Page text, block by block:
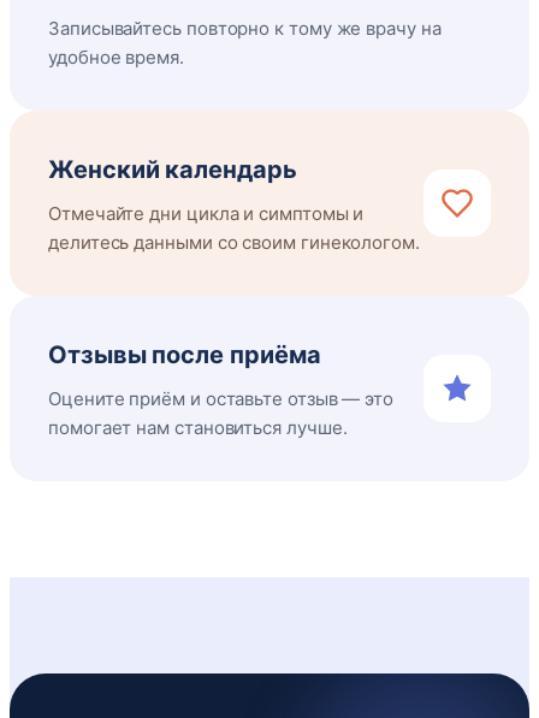
Записывайтесь повторно к тому же врачу на
удобное время.
Женский календарь
Отмечайте дни цикла и симптомы и
делитесь данными со своим гинекологом.
Отзывы после приёма
Оцените приём и оставьте отзыв — это
помогает нам становиться лучше.